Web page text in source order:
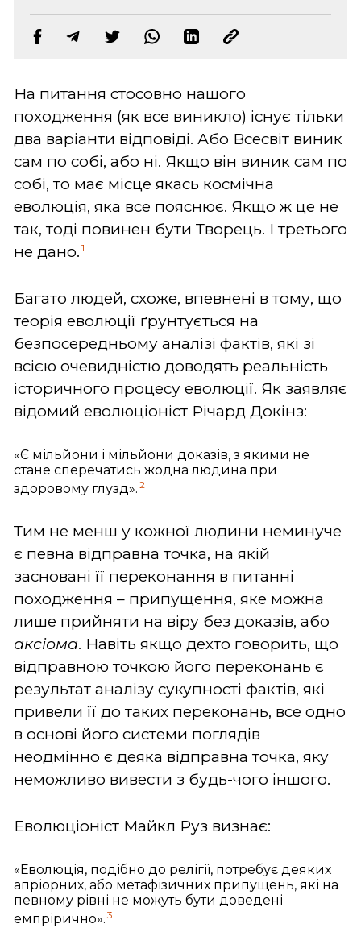
На питання стосовно нашого
походження (як все виникло) існує тільки
два варіанти відповіді. Або Всесвіт виник
сам по собі, або ні. Якщо він виник сам по
собі, то має місце якась космічна
еволюція, яка все пояснює. Якщо ж це не
так, тоді повинен бути Творець. І третього
не дано. 1
Багато людей, схоже, впевнені в тому, що
теорія еволюції ґрунтується на
безпосередньому аналізі фактів, які зі
всією очевидністю доводять реальність
історичного процесу еволюції. Як заявляє
відомий еволюціоніст Річард Докінз:
«Є мільйони і мільйони доказів, з якими не
стане сперечатись жодна людина при
здоровому глузд». 2
Тим не менш у кожної людини неминуче
є певна відправна точка, на якій
засновані її переконання в питанні
походження – припущення, яке можна
лише прийняти на віру без доказів, або
аксіома. Навіть якщо дехто говорить, що
відправною точкою його переконань є
результат аналізу сукупності фактів, які
привели її до таких переконань, все одно
в основі його системи поглядів
неодмінно є деяка відправна точка, яку
неможливо вивести з будь-чого іншого.
Еволюціоніст Майкл Руз визнає:
«Еволюція, подібно до релігії, потребує деяких
апріорних, або метафізичних припущень, які на
певному рівні не можуть бути доведені
емпрірично». 3